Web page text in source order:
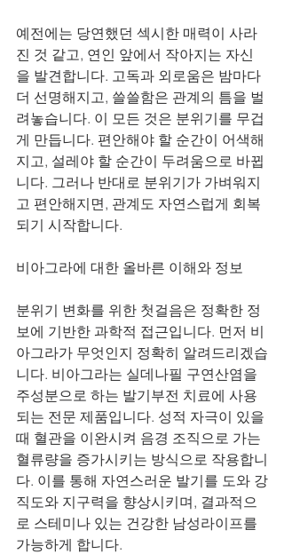
예전에는 당연했던 섹시한 매력이 사라
진 것 같고, 연인 앞에서 작아지는 자신
을 발견합니다. 고독과 외로움은 밤마다
더 선명해지고, 쓸쓸함은 관계의 틈을 벌
려놓습니다. 이 모든 것은 분위기를 무겁
게 만듭니다. 편안해야 할 순간이 어색해
지고, 설레야 할 순간이 두려움으로 바뀝
니다. 그러나 반대로 분위기가 가벼워지
고 편안해지면, 관계도 자연스럽게 회복
되기 시작합니다.
비아그라에 대한 올바른 이해와 정보
분위기 변화를 위한 첫걸음은 정확한 정
보에 기반한 과학적 접근입니다. 먼저 비
아그라가 무엇인지 정확히 알려드리겠습
니다. 비아그라는 실데나필 구연산염을
주성분으로 하는 발기부전 치료에 사용
되는 전문 제품입니다. 성적 자극이 있을
때 혈관을 이완시켜 음경 조직으로 가는
혈류량을 증가시키는 방식으로 작용합니
다. 이를 통해 자연스러운 발기를 도와 강
직도와 지구력을 향상시키며, 결과적으
로 스테미나 있는 건강한 남성라이프를
가능하게 합니다.